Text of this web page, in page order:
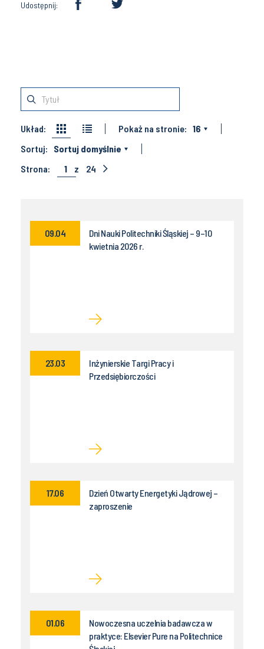
Udostępnij:
Układ: Pokaż na stronie: 16
Sortuj:
Sortuj domyślnie
Strona:
1 z 24
Dni Nauki Politechniki Śląskiej – 9–10
kwietnia 2026 r.
09.04
Inżynierskie Targi Pracy i
Przedsiębiorczości
23.03
Dzień Otwarty Energetyki Jądrowej –
zaproszenie
17.06
Nowoczesna uczelnia badawcza w
praktyce: Elsevier Pure na Politechnice
01.06